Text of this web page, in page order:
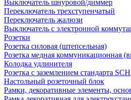
Выключатель шнуровой/диммер
Переключатель трехступенчатый
Переключатель жалюзи
Выключатель с электронной
Розетки
Розетка силовая (штепсельная)
Розетка медная коммуникационная
Колодка удлинителя
Розетка с заземлением стандарта
Настольный розеточный блок
Рамки, декоративные элементы,